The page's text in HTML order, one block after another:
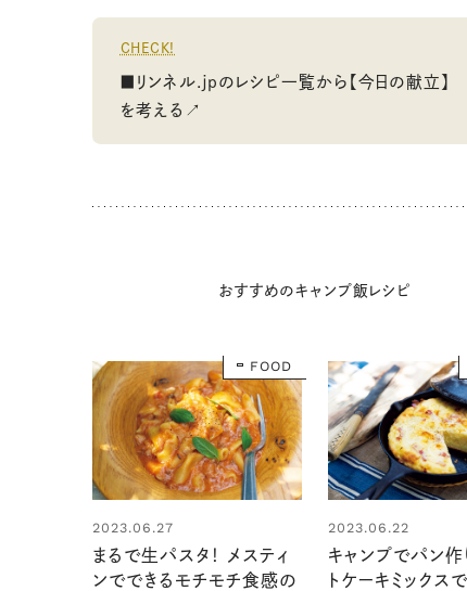
CHECK!
■リンネル.jpのレシピ一覧から【今日の献立】
を考える↗
おすすめのキャンプ飯レシピ
FOOD
2023.06.27
まるで生パスタ！ メスティ
ンでできるモチモチ食感の
2023.06.22
キャンプでパン作
トケーキミックス